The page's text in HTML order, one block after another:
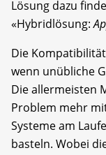
Lösung dazu
«Hybridlösung:
Die
wenn unübliche
Die allermeisten
Problem mehr
Systeme am
basteln. Wobei